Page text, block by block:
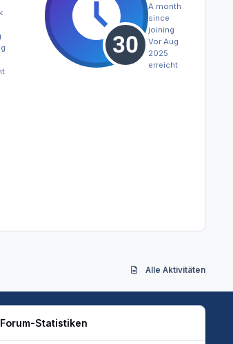
A month
since
joining
Vor Aug
2025
erreicht
Alle Aktivitäten
Forum-Statistiken